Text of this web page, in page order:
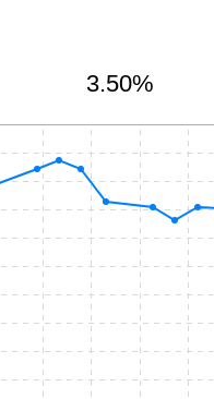
3.50%